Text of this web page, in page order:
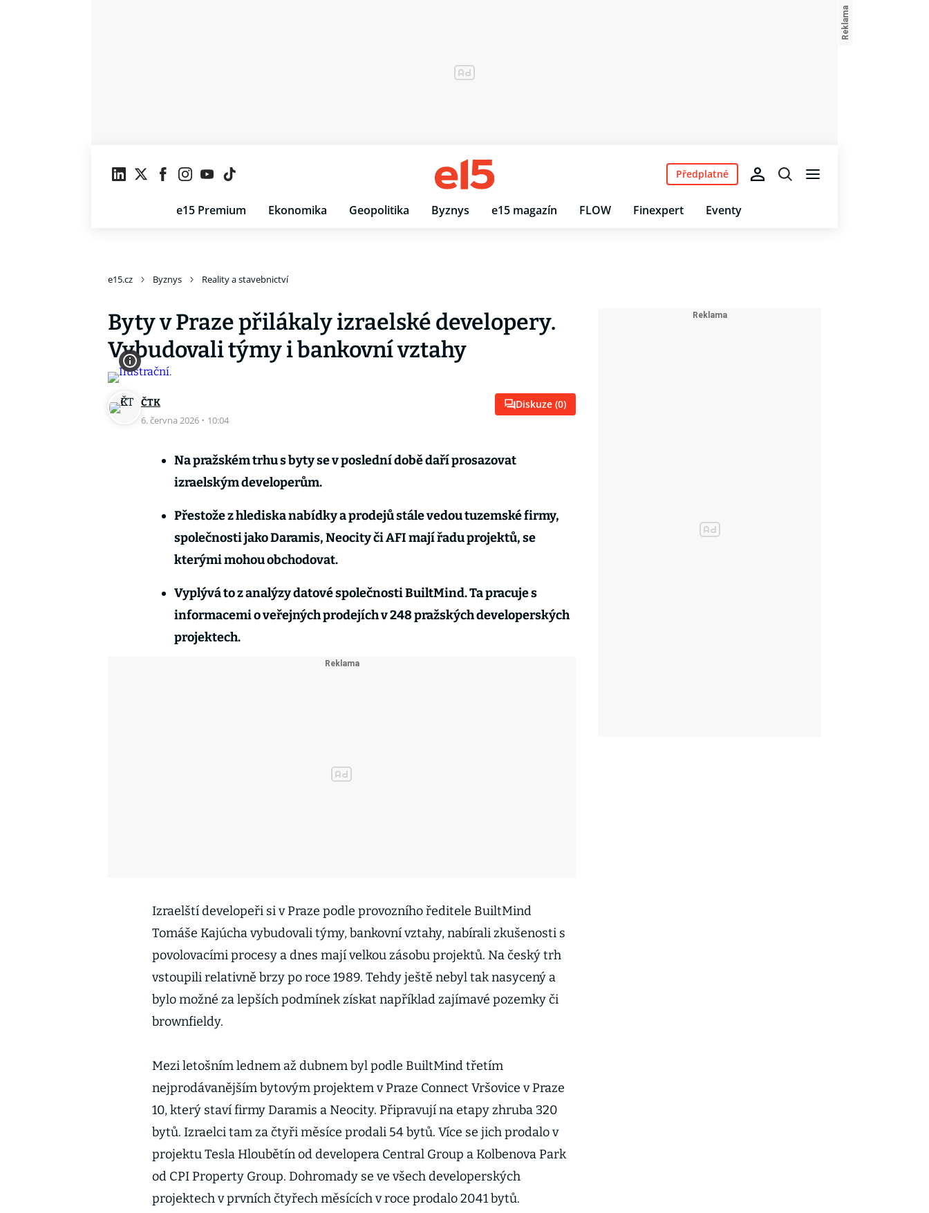
e15 Premium Ekonomika Geopolitika Byznys e15 magazín FLOW Finexpert Eventy
Předplatné
e15.cz Byznys Reality a stavebnictví
Byty v Praze přilákaly izraelské developery.
Vybudovali týmy i bankovní vztahy
ČTK
6. června 2026 · 10:04
Diskuze (0)
Na pražském trhu s byty se v poslední době daří prosazovat
izraelským developerům.
Přestože z hlediska nabídky a prodejů stále vedou tuzemské firmy,
společnosti jako Daramis, Neocity či AFI mají řadu projektů, se
kterými mohou obchodovat.
Vyplývá to z analýzy datové společnosti BuiltMind. Ta pracuje s
informacemi o veřejných prodejích v 248 pražských developerských
projektech.
Izraelští developeři si v Praze podle provozního ředitele BuiltMind
Tomáše Kajúcha vybudovali týmy, bankovní vztahy, nabírali zkušenosti s
povolovacími procesy a dnes mají velkou zásobu projektů. Na český trh
vstoupili relativně brzy po roce 1989. Tehdy ještě nebyl tak nasycený a
bylo možné za lepších podmínek získat například zajímavé pozemky či
brownfieldy.
Mezi letošním lednem až dubnem byl podle BuiltMind třetím
nejprodávanějším bytovým projektem v Praze Connect Vršovice v Praze
10, který staví firmy Daramis a Neocity. Připravují na etapy zhruba 320
bytů. Izraelci tam za čtyři měsíce prodali 54 bytů. Více se jich prodalo v
projektu Tesla Hloubětín od developera Central Group a Kolbenova Park
od CPI Property Group. Dohromady se ve všech developerských
projektech v prvních čtyřech měsících v roce prodalo 2041 bytů.